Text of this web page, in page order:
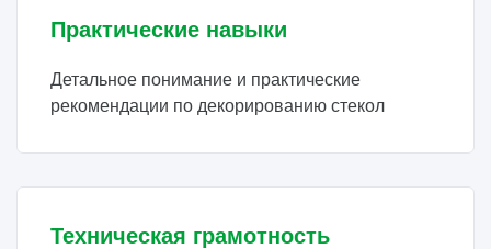
Практические навыки
Детальное понимание и практические
рекомендации по декорированию стекол
Техническая грамотность